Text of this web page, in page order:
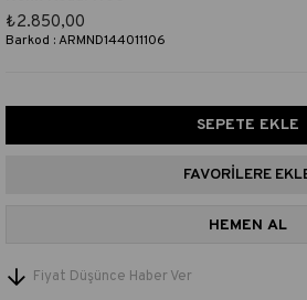
₺2.850,00
Barkod :ARMND144011106
FAVORILERE
Fiyat Düşünce Haber Ver